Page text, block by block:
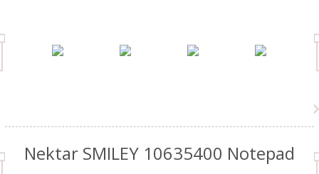
Nektar SMILEY 10635400 Notepad